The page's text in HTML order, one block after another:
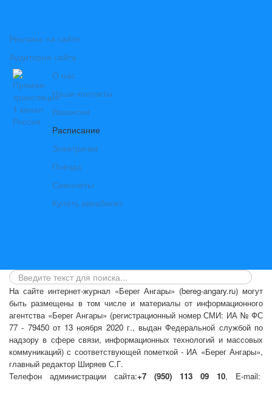
Реклама на сайте
Аудитория сайта
О нас
Наши контакты
Вакансии
Расписание
Электрички
Поезда
Самолеты
Купить авиабилет
На сайте интернет-журнал «Берег Ангары» (bereg-angary.ru) могут
быть размещены в том числе и материалы от информационного
агентства «Берег Ангары» (регистрационный номер СМИ: ИА № ФС
77 - 79450 от 13 ноября 2020 г., выдан Федеральной службой по
надзору в сфере связи, информационных технологий и массовых
коммуникаций) с соответствующей пометкой - ИА «Берег Ангары»,
главный редактор Ширяев С.Г.
Телефон администрации сайта:+7 (950) 113 09 10, E-mail: